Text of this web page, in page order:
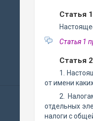
Статья
Статья 1
Статья
1.
от имени
2.
отдельных
налоги с